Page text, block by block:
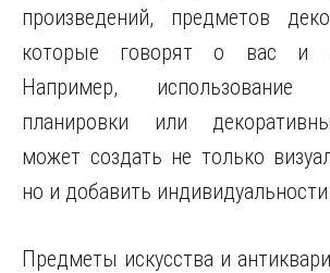
произведений, предметов
которые говорят о вас и
Например, использование
планировки или
может создать не только
но и добавить
Предметы искусства и